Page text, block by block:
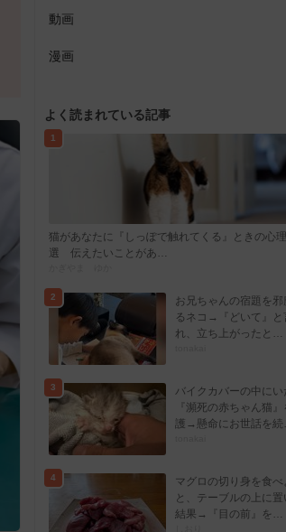
動画
漫画
よく読まれている記事
1
猫があなたに『しっぽで触れてくる』ときの心
選 伝えたいことがあ…
2
お兄ちゃんの宿題を邪
るネコ→『どいて』と
れ、立ち上がったと…
3
バイクカバーの中にい
『瀕死の赤ちゃん猫』
護→懸命にお世話を
4
マグロの切り身を食べ
と、テーブルの上に置
結果→『目の前』を…